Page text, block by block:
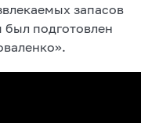
запасов
подготовлен